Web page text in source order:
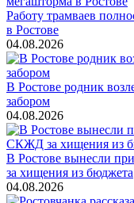
Работу трамваев
в Ростове
04.08.2026
В Ростове родник
забором
04.08.2026
В Ростове вынесли
за хищения из бюджета
04.08.2026